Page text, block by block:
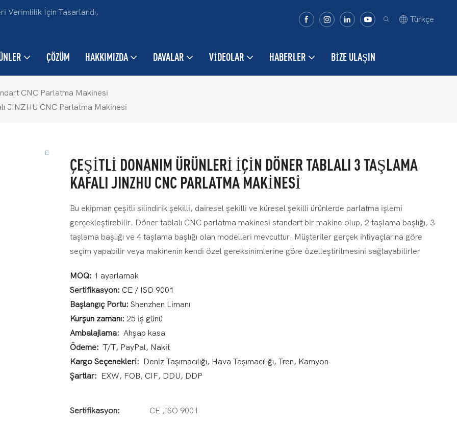
Verimlilik İçin Tasarlandı,
Türkçe
ÇÖZÜM HAKKIMIZDA DAVALAR VIDEOLAR HABERLER BIZE ULAŞIN
CNC Parlatma Makinesi
JINZHU CNC Parlatma Makinesi
ÇEŞITLI DONANIM ÜRÜNLERI IÇIN DÖNER TABLALI 3 TAŞLAMA
KAFALI JINZHU CNC PARLATMA MAKINESI
Bu ekipman çeşitli silindirik şekilli, dairesel şekilli ve küresel şekilli ürünlerde parlatma işlemi
gerçekleştirebilir. Döner tablalı CNC parlatma makinesi standart bir makine olup, 2 taşlama başlığı, 3
taşlama başlığı ve 4 taşlama başlığı olan modelleri mevcuttur. Müşteriler gerçek ihtiyaçlarına göre
seçim yapabilir veya makinenin kendi özel gereksinimlerine göre özelleştirilmesini sağlayabilirler
MOQ: 1 ayarlamak
Sertifikasyon: CE / ISO 9001
Başlangıç Portu: Shenzhen Limanı
Kurşun zamanı: 25 iş günü
Ambalajlama: Ahşap kasa
Ödeme: T/T, PayPal, Nakit
Kargo Seçenekleri: Deniz Taşımacılığı, Hava Taşımacılığı, Tren, Kamyon
Şartlar: EXW, FOB, CIF, DDU, DDP
Sertifikasyon: CE ,ISO 9001